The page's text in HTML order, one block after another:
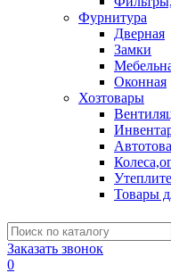
Фурнитура
Дверная
Замки
Оконная
Хозтовары
Товары
Заказать звонок
0